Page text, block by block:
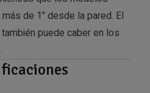
de 1" desde la pared. El
también puede caber en los